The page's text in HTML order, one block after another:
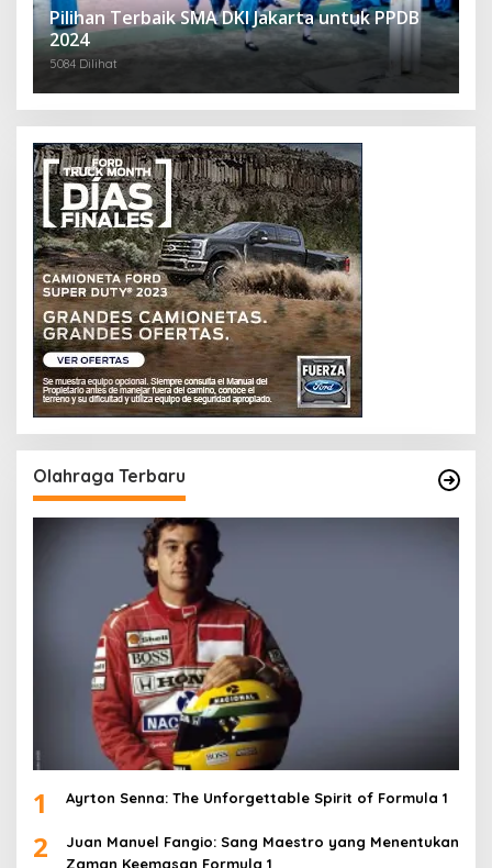
Pilihan Terbaik SMA DKI Jakarta untuk PPDB
2024
5084 Dilihat
Olahraga Terbaru
1 Ayrton Senna: The Unforgettable Spirit of Formula 1
2
Juan Manuel Fangio: Sang Maestro yang Menentukan
Zaman Keemasan Formula 1